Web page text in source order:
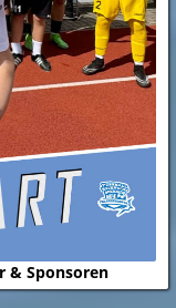
& Sponsoren